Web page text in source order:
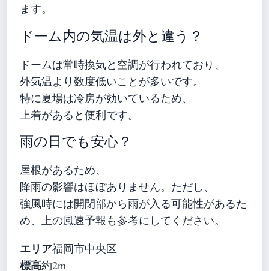
ます。
ドーム内の気温は外と違う？
ドームは常時換気と空調が行われており、
外気温より数度低いことが多いです。
特に夏場は冷房が効いているため、
上着があると便利です。
雨の日でも安心？
屋根があるため、
降雨の影響はほぼありません。ただし、
強風時には開閉部から雨が入る可能性があるた
め、上の風速予報も参考にしてください。
エリア福岡市中央区
標高約2m